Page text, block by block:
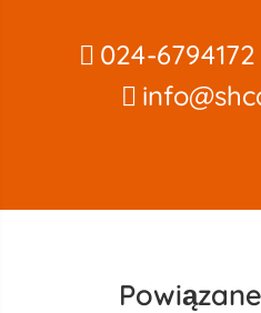
024-6794172